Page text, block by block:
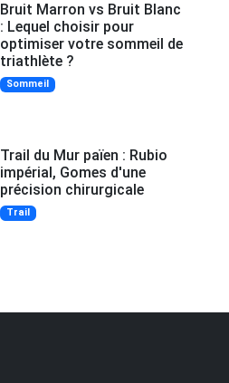
Bruit Marron vs Bruit Blanc
: Lequel choisir pour
optimiser votre sommeil de
triathlète ?
Sommeil
Trail du Mur païen : Rubio
impérial, Gomes d'une
précision chirurgicale
Trail